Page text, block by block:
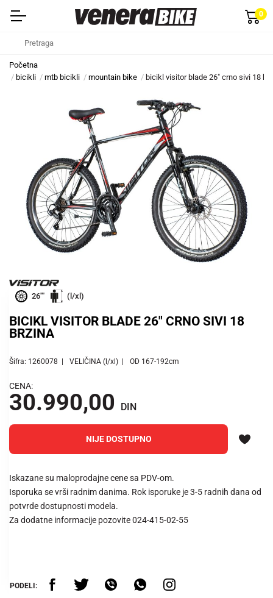
0
Početna
bicikli
mtb bicikli mountain bike bicikl visitor blade 26" crno sivi 18
26"" (l/xl)
BICIKL VISITOR BLADE 26" CRNO SIVI 18
BRZINA
Šifra: 1260078 VELIČINA (l/xl) OD 167-192cm
CENA:
30.990,00 DIN
NIJE DOSTUPNO
Iskazane su maloprodajne cene sa PDV-om.
Isporuka se vrši radnim danima. Rok isporuke je 3-5 radnih dana od
potvrde dostupnosti modela.
Za dodatne informacije pozovite 024-415-02-55
PODELI: